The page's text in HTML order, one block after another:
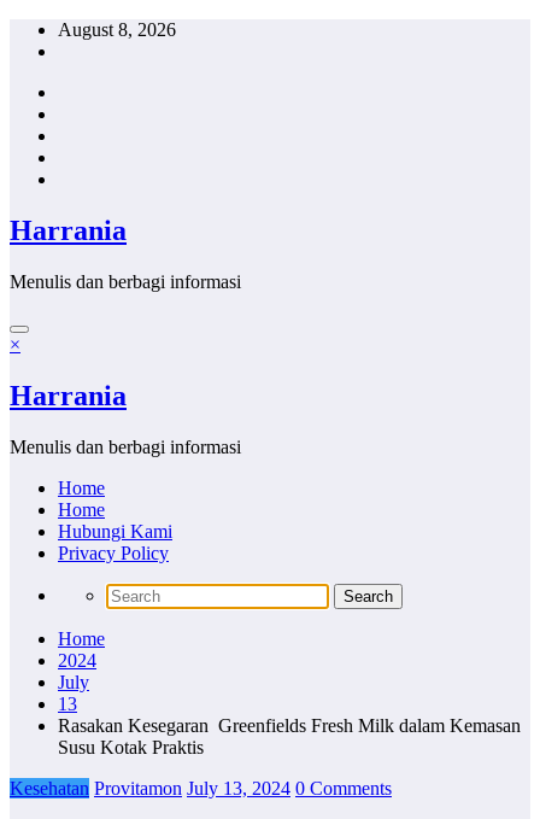
Skip
August 8, 2026
Harrania
Menulis dan berbagi informasi
×
Harrania
Menulis dan berbagi informasi
Home
Home
Hubungi Kami
Privacy Policy
Home
2024
July
13
Rasakan Kesegaran Greenfields Fresh Milk dalam Kemasan
Susu Kotak Praktis
Kesehatan Provitamon July 13, 2024 0 Comments